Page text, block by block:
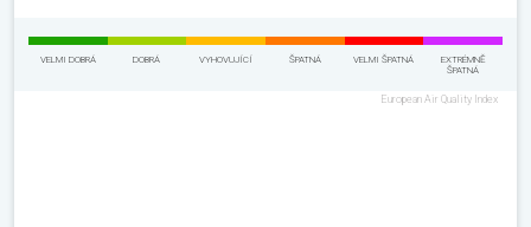
VELMI DOBRÁ DOBRÁ VYHOVUJÍCÍ ŠPATNÁ VELMI ŠPATNÁ
EXTRÉMNĚ
ŠPATNÁ
European Air Quality Index